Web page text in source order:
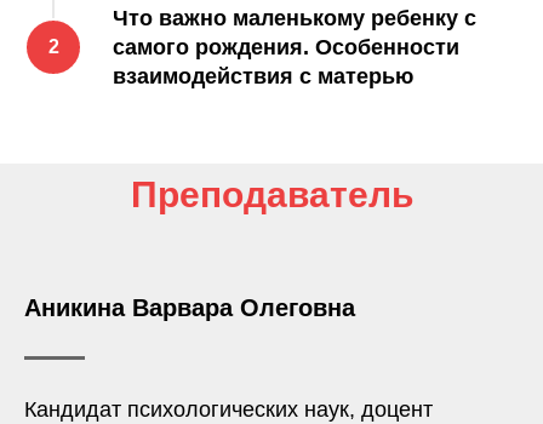
Что важно маленькому ребенку с
самого рождения. Особенности
взаимодействия с матерью
Преподаватель
Аникина Варвара Олеговна
Кандидат психологических наук, доцент